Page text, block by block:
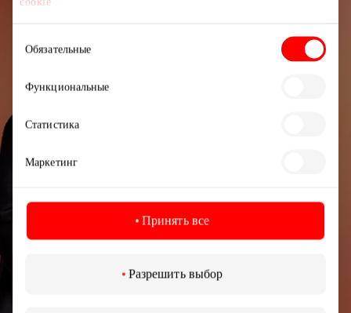
согласия
Обязательные
Функциональные
Статистика
Маркетинг
Принять все
Разрешить выбор
Узнайте первыми о лучших предложениях,
Подписаться
Подписываясь на рассылку, вы подтверждаете,